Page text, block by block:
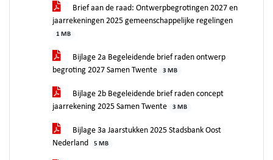
Brief aan de raad: Ontwerpbegrotingen 2027 en
jaarrekeningen 2025 gemeenschappelijke regelingen
1 MB
Bijlage 2a Begeleidende brief raden ontwerp
begroting 2027 Samen Twente
3 MB
Bijlage 2b Begeleidende brief raden concept
jaarrekening 2025 Samen Twente
3 MB
Bijlage 3a Jaarstukken 2025 Stadsbank Oost
Nederland
5 MB